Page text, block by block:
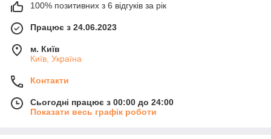
100% позитивних з 6 відгуків за рік
Працює з 24.06.2023
м. Київ
Київ, Україна
Контакти
Сьогодні працює з 00:00 до 24:00
Показати весь графік роботи